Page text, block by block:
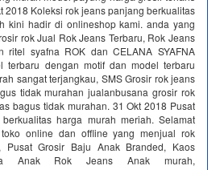
2018 Koleksi rok jeans panjang berkualitas
kini hadir di onlineshop kami. anda yang
rok Jual Rok Jeans Terbaru, Rok Jeans
ritel syafna ROK dan CELANA SYAFNA
terbaru dengan motif dan model terbaru
sangat terjangkau, SMS Grosir rok jeans
tidak murahan jualanbusana grosir rok
bagus tidak murahan. 31 Okt 2018 Pusat
harga murah meriah. Selamat
online dan offline yang menjual rok
Pusat Grosir Baju Anak Branded, Kaos
Anak Rok Jeans Anak murah,